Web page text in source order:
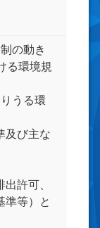
の動き
る環境規
うる環
及び主な
許可、
準等）と